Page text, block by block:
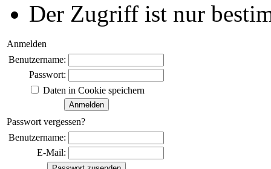
Der Zugriff ist nur
Anmelden
Benutzername:
Passwort:
Daten in Cookie speichern
Passwort vergessen?
Benutzername:
E-Mail: